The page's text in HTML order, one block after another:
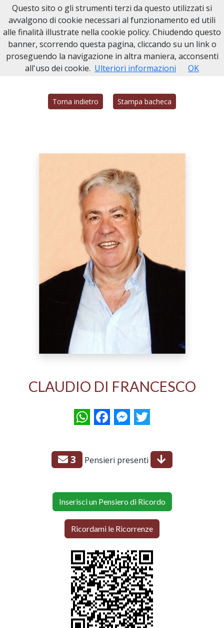
Necrologi Civitavecchia
Home Italia RM Civitavecchia CLAUDIO DI FRANCESCO
Torna indietro Stampa bacheca
CLAUDIO DI FRANCESCO
WhatsAppFacebookMessenger
Twitter
3 Pensieri presenti
Inserisci un Pensiero di Ricordo
Ricordami le Ricorrenze
Questo sito o gli strumenti terzi da questo utilizzati si
avvalgono di cookie necessari al funzionamento ed utili
alle finalità illustrate nella cookie policy. Chiudendo questo
banner, scorrendo questa pagina, cliccando su un link o
proseguendo la navigazione in altra maniera, acconsenti
all'uso dei cookie. Ulteriori informazioni OK